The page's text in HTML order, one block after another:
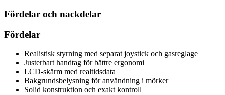
Fördelar och nackdelar
Fördelar
Realistisk styrning med separat joystick och gasreglage
Justerbart handtag för bättre ergonomi
LCD-skärm med realtidsdata
Bakgrundsbelysning för användning i mörker
Solid konstruktion och exakt kontroll